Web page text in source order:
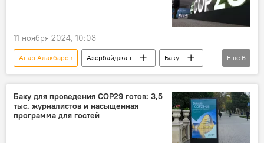
11 ноября 2024, 10:03
Анар Алакбаров Азербайджан
Баку
Изменения климата
Саммит
Климат
29-я сессия Конференции сторон Рамочной конвенции ООН по изменению климата
Еще 6
Баку для проведения СОР29 готов: 3,5
тыс. журналистов и насыщенная
программа для гостей